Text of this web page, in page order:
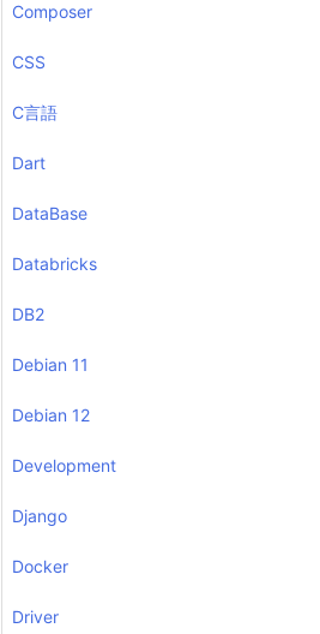
Composer
CSS
C言語
Dart
DataBase
Databricks
DB2
Debian 11
Debian 12
Development
Django
Docker
Driver